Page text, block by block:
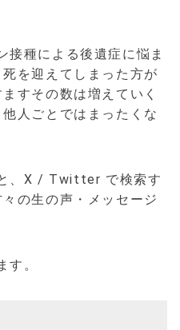
接種による後遺症に悩ま
を迎えてしまった方が
すその数は増えていく
人ごとではまったくな
、X / Twitter で検索す
の生の声・メッセージ
す。